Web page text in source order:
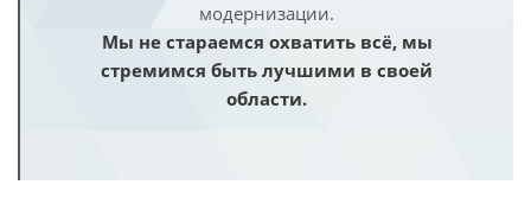
модернизации.
Мы не стараемся охватить всё, мы
стремимся быть лучшими в своей
области.